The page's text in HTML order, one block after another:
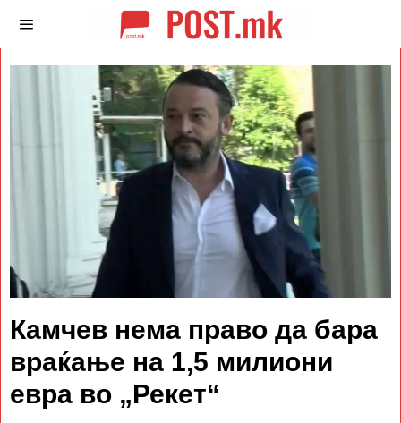
Камчев нема право да бара
враќање на 1,5 милиони
евра во „Рекет“